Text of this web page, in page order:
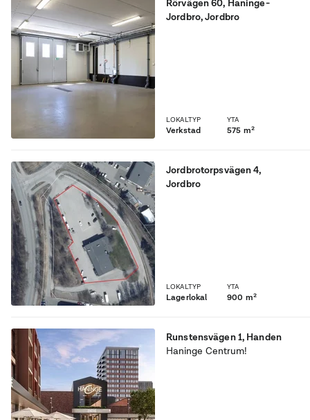
Rörvägen 60, Haninge-
Jordbro, Jordbro
LOKALTYP
Verkstad
YTA
575 m²
Jordbrotorpsvägen 4,
Jordbro
LOKALTYP
Lagerlokal
YTA
900 m²
Runstensvägen 1, Handen
Haninge Centrum!